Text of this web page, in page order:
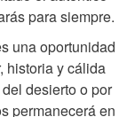
para siempre.
una oportunidad
historia y cálida
desierto o por
permanecerá en